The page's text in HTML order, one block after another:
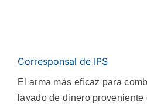
Corresponsal de IPS
El arma más eficaz para
lavado de dinero